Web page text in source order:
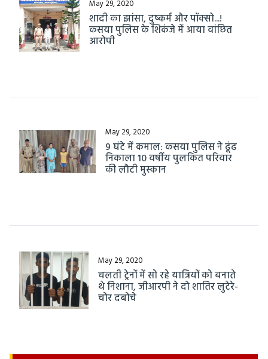
May 29, 2020
शादी का झांसा, दुष्कर्म और पॉक्सो...!
कसया पुलिस के शिकंजे में आया वांछित
आरोपी
May 29, 2020
9 घंटे में कमाल: कसया पुलिस ने ढूंढ
निकाला 10 वर्षीय पुलकित परिवार
की लौटी मुस्कान
May 29, 2020
चलती ट्रेनों में सो रहे यात्रियों को बनाते
थे निशाना, जीआरपी ने दो शातिर लुटेरे-
चोर दबोचे